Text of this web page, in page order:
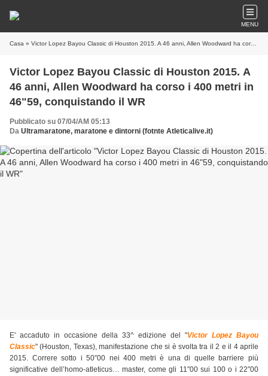
MENU
Casa » Victor Lopez Bayou Classic di Houston 2015. A 46 anni, Allen Woodward ha corso i 400 metri in 46"59, conquistando il WR
Victor Lopez Bayou Classic di Houston 2015. A
46 anni, Allen Woodward ha corso i 400 metri in
46"59, conquistando il WR
Pubblicato su 07/04/AM 05:13
Da Ultramaratone, maratone e dintorni (fotnte Atleticalive.it)
E' accaduto in occasione della 33^ edizione del "Victor Lopez Bayou
Classic" (Houston, Texas), manifestazione che si è svolta tra il 2 e il 4 aprile
2015. Correre sotto i 50″00 nei 400 metri è una di quelle barriere più
significative dell’homo-atleticus… master, come gli 11″00 sui 100 o i 22″00